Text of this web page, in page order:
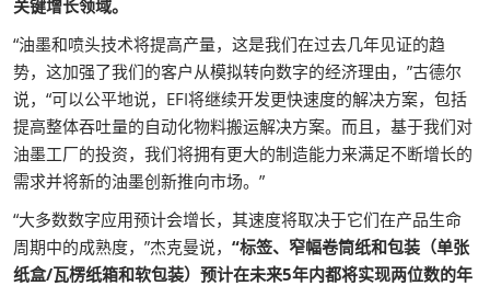
关键增长领域。
“油墨和喷头技术将提高产量，这是我们在过去几年见证的趋
势，这加强了我们的客户从模拟转向数字的经济理由，”古德尔
说，“可以公平地说，EFI将继续开发更快速度的解决方案，包括
提高整体吞吐量的自动化物料搬运解决方案。而且，基于我们对
油墨工厂的投资，我们将拥有更大的制造能力来满足不断增长的
需求并将新的油墨创新推向市场。”
“大多数数字应用预计会增长，其速度将取决于它们在产品生命
周期中的成熟度，”杰克曼说， “标签、窄幅卷筒纸和包装（单张
纸盒/瓦楞纸箱和软包装）预计在未来5年内都将实现两位数的年